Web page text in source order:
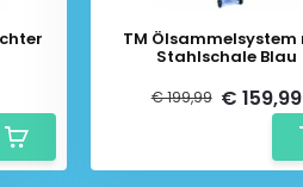
TM
Stahlschale Blau
€ 199,99 € 159,99